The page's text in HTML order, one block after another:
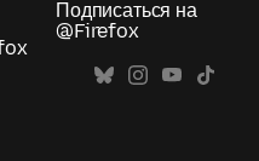
Подписаться на
@Firefox